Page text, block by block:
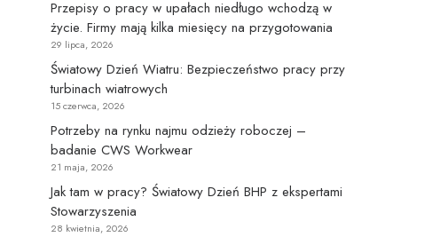
Przepisy o pracy w upałach niedługo wchodzą w
życie. Firmy mają kilka miesięcy na przygotowania
29 lipca, 2026
Światowy Dzień Wiatru: Bezpieczeństwo pracy przy
turbinach wiatrowych
15 czerwca, 2026
Potrzeby na rynku najmu odzieży roboczej –
badanie CWS Workwear
21 maja, 2026
Jak tam w pracy? Światowy Dzień BHP z ekspertami
Stowarzyszenia
28 kwietnia, 2026